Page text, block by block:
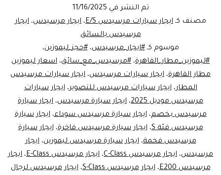
ليموزين
ليموزين
مصر:
الرفاهية
والأمان
تبدأ
هنا
تم النشر في 11/16/2025
مصنف كـ ايجار سيارات مرسيدس E/S ، ايجار مرسيدس، ايجار
مرسيدس بالسائق
موسوم كـ#ايجار_مرسيدس،#حجز_ليموزين،
#ليموزين_مطار_القاهرة، #مرسيدس_مع_سائق، اسعار ليموزين
مطار القاهرة، ايجار سيارات مرسيدس، ايجار سيارات مرسيدس
المطار،ايجار سيارات مرسيدس للتصوير،ايجار سيارات
مرسيدس موديل 2025
، ايجار سيارة مرسيدس، ايجار سيارة
مرسيدس بخصم،ايجار سيارة مرسيدس سوداء،ايجار سيارة
مرسيدس فئة S ،ايجار سيارة مرسيدس فاخرة،ايجار سيارة
مرسيدس فخمة،ايجار سيارة مرسيدس ليموزين،ايجار
مرسيدس، ايجار مرسيدس C-Class ، ايجار مرسيدس E-Class ، ايجار
مرسيدس E200
،ايجار مرسيدس S-Class ،ايجار مرسيدس لرجال